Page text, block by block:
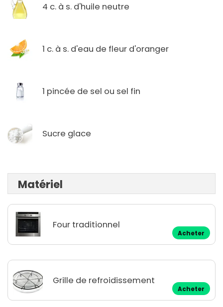
4 c. à s. d'huile neutre
1 c. à s. d'eau de fleur d'oranger
1 pincée de sel ou sel fin
Sucre glace
Matériel
Four traditionnel
Acheter
Grille de refroidissement
Acheter